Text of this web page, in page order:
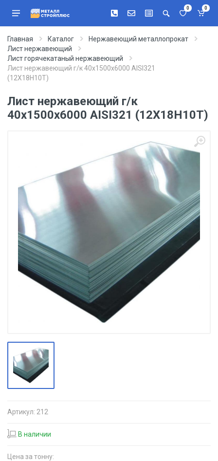
0 0
Главная Каталог
Нержавеющий металлопрокат
Лист нержавеющий
Лист горячекатаный нержавеющий
Лист нержавеющий г/к 40х1500х6000 AISI321
(12Х18Н10Т)
Лист нержавеющий г/к
40х1500х6000 AISI321 (12Х18Н10Т)
Артикул: 212
В наличии
Цена за тонну: